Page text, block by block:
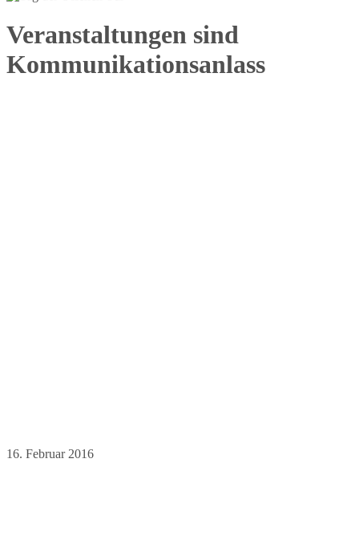
Veranstaltungen sind
Kommunikationsanlass
16. Februar 2016